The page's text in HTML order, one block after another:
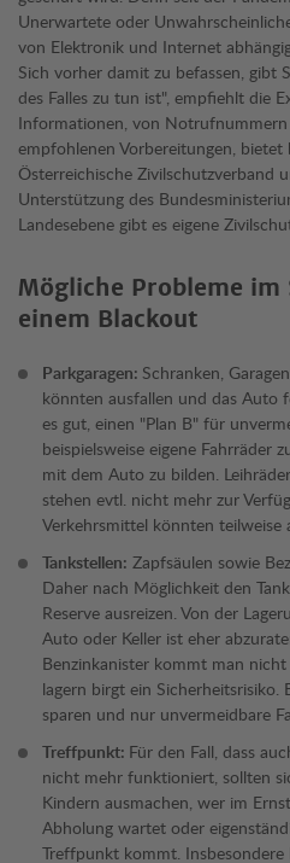
Unerwartete oder
von Elektronik und Internet
Sich vorher damit zu befassen, gibt
des Falles zu tun ist", empfiehlt die
Informationen, von Notrufnummern
empfohlenen Vorbereitungen, bietet
Österreichische Zivilschutzverband
Unterstützung des
Landesebene gibt es eigene
Mögliche Probleme
einem Blackout
Parkgaragen: Schranken,
könnten ausfallen und das Auto
es gut, einen "Plan B" für
beispielsweise eigene Fahrräder
mit dem Auto zu bilden.
stehen evtl. nicht mehr zur
Verkehrsmittel könnten teilweise
Tankstellen: Zapfsäulen sowie
Daher nach Möglichkeit den
Reserve ausreizen. Von der
Auto oder Keller ist eher
Benzinkanister kommt man
lagern birgt ein
sparen und nur unvermeidbare
Treffpunkt: Für den Fall, dass
nicht mehr funktioniert, sollten
Kindern ausmachen, wer im
Abholung wartet oder
Treffpunkt kommt.